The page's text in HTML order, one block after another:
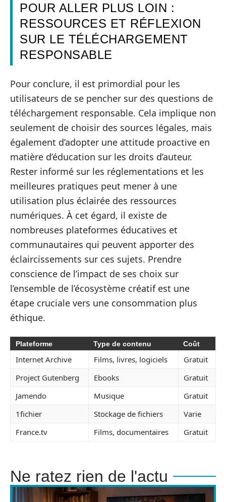
POUR ALLER PLUS LOIN :
RESSOURCES ET RÉFLEXION
SUR LE TÉLÉCHARGEMENT
RESPONSABLE
Pour conclure, il est primordial pour les
utilisateurs de se pencher sur des questions de
téléchargement responsable. Cela implique non
seulement de choisir des sources légales, mais
également d’adopter une attitude proactive en
matière d’éducation sur les droits d’auteur.
Rester informé sur les réglementations et les
meilleures pratiques peut mener à une
utilisation plus éclairée des ressources
numériques. À cet égard, il existe de
nombreuses plateformes éducatives et
communautaires qui peuvent apporter des
éclaircissements sur ces sujets. Prendre
conscience de l’impact de ses choix sur
l’ensemble de l’écosystème créatif est une
étape cruciale vers une consommation plus
éthique.
Plateforme Type de contenu Coût
Internet Archive Films, livres, logiciels
Gratuit
Project Gutenberg
Ebooks
Gratuit
Jamendo
Musique
Gratuit
1fichier
Stockage de fichiers
Varie
France.tv
Films, documentaires Gratuit
Ne ratez rien de l'actu